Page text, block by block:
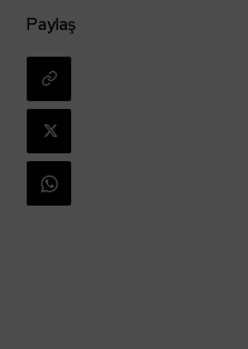
Paylaş